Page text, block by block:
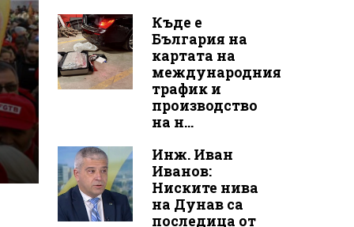
Къде е
България на
картата на
международния
трафик и
производство
на н...
Инж. Иван
Иванов:
Ниските нива
на Дунав са
последица от